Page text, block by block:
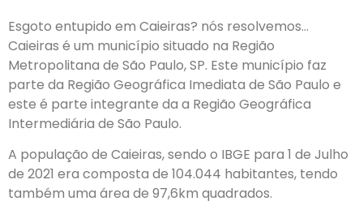
Esgoto entupido em Caieiras? nós resolvemos…
Caieiras é um município situado na Região
Metropolitana de São Paulo, SP. Este município faz
parte da Região Geográfica Imediata de São Paulo e
este é parte integrante da a Região Geográfica
Intermediária de São Paulo.
A população de Caieiras, sendo o IBGE para 1 de Julho
de 2021 era composta de 104.044 habitantes, tendo
também uma área de 97,6km quadrados.